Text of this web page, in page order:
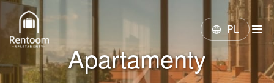
language PL menu
Apartamenty